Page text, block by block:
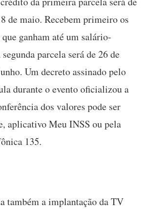
de maio. Recebem primeiro os
ganham até um salário-
parcela será de 26 de
Um decreto assinado pelo
durante o evento oficializou a
dos valores pode ser
aplicativo Meu INSS ou pela
135.
também a implantação da TV